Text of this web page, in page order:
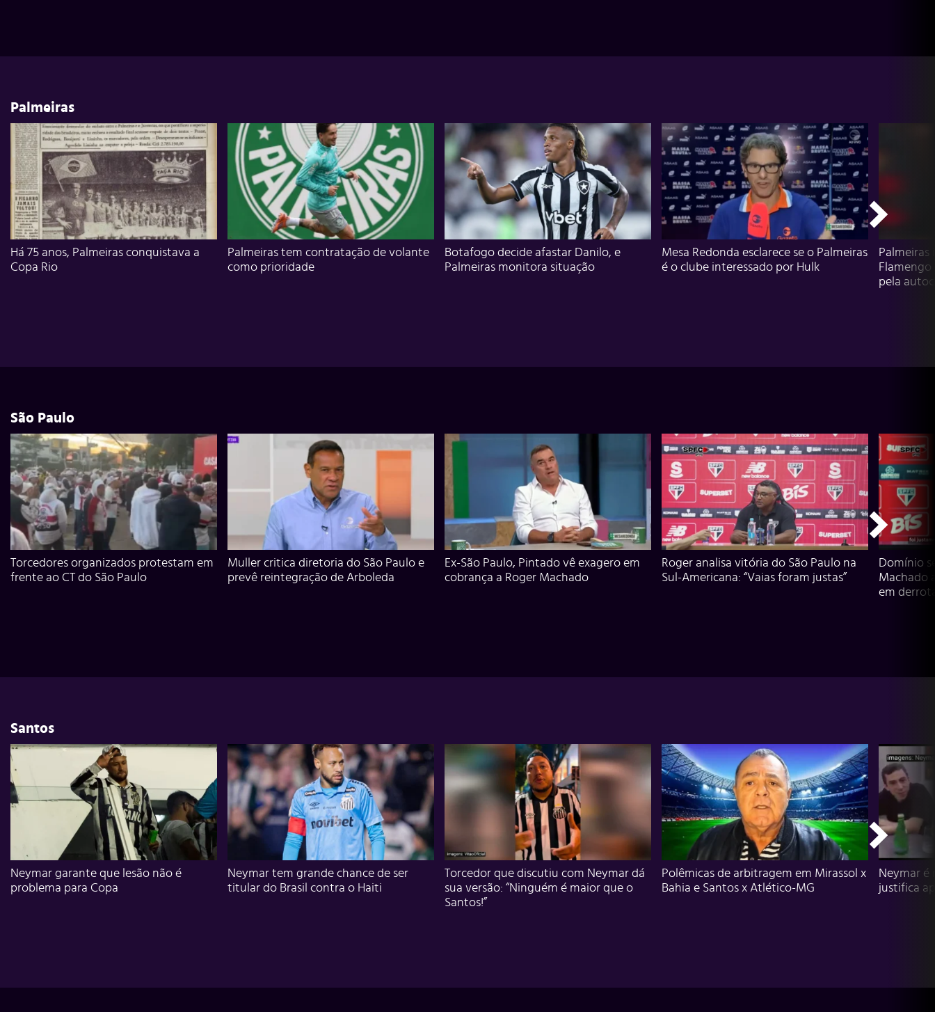
Palmeiras
Há 75 anos, Palmeiras conquistava a
Copa Rio
Palmeiras tem contratação de volante
como prioridade
Botafogo decide afastar Danilo, e
Palmeiras monitora situação
Mesa Redonda esclarece se o Palmeiras
é o clube interessado por Hulk
Flamengo
pela
São Paulo
Torcedores organizados protestam em
frente ao CT do São Paulo
Muller critica diretoria do São Paulo e
prevê reintegração de Arboleda
Ex-São Paulo, Pintado vê exagero em
cobrança a Roger Machado
Roger analisa vitória do São Paulo na
Sul-Americana: “Vaias foram justas”
Domínio
Machado
em
Santos
Neymar garante que lesão não é
problema para Copa
Neymar tem grande chance de ser
titular do Brasil contra o Haiti
Torcedor que discutiu com Neymar dá
sua versão: “Ninguém é maior que o
Santos!”
Polêmicas de arbitragem em Mirassol x
Bahia e Santos x Atlético-MG
Neymar é
justifica